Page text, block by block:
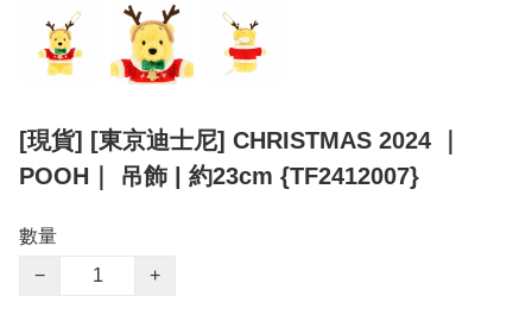
[現貨] [東京迪士尼] CHRISTMAS 2024 ｜
POOH｜ 吊飾 | 約23cm {TF2412007}
數量
−
+